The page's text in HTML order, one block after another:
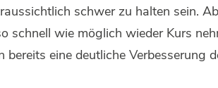
schwer zu halten sein.
schnell wie möglich wieder Kurs
eine deutliche Verbesserung